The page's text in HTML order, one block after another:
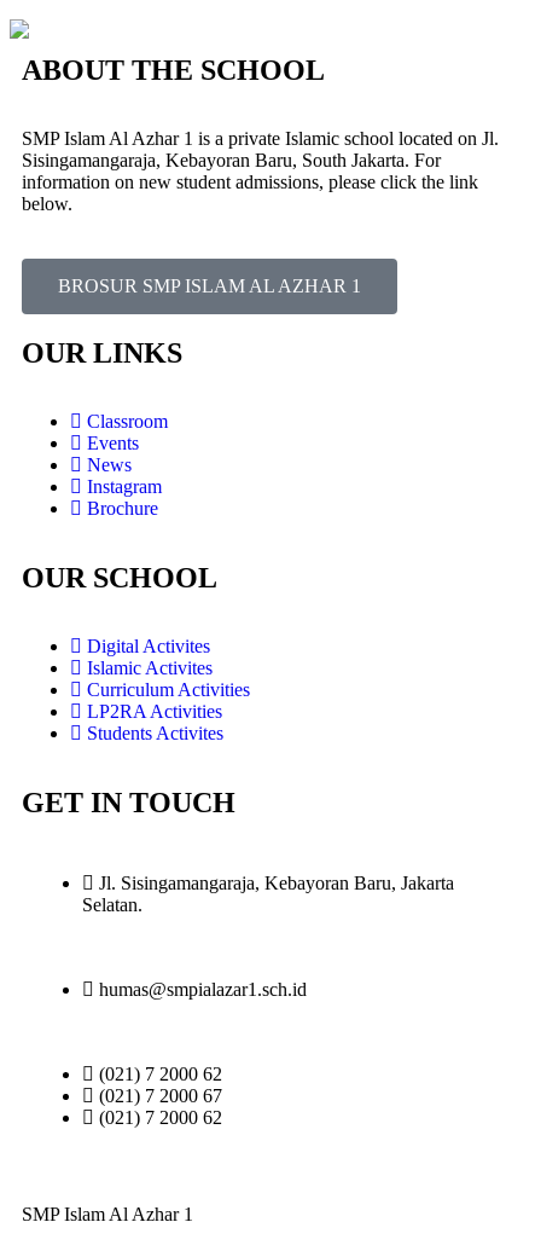
ABOUT THE SCHOOL
SMP Islam Al Azhar 1 is a private Islamic school located on Jl.
Sisingamangaraja, Kebayoran Baru, South Jakarta. For
information on new student admissions, please click the link
below.
BROSUR SMP ISLAM AL AZHAR 1
OUR LINKS
Classroom
Events
News
Instagram
Brochure
OUR SCHOOL
Digital Activites
Islamic Activites
Curriculum Activities
LP2RA Activities
Students Activites
GET IN TOUCH
Jl. Sisingamangaraja, Kebayoran Baru, Jakarta
Selatan.
humas@smpialazar1.sch.id
(021) 7 2000 62
(021) 7 2000 67
(021) 7 2000 62
SMP Islam Al Azhar 1